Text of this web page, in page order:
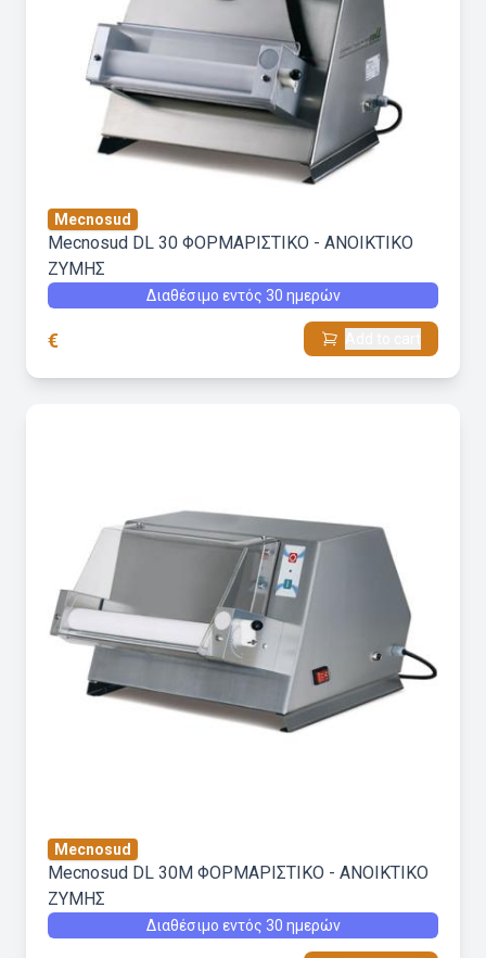
Mecnosud
Mecnosud DL 30 ΦΟΡΜΑΡΙΣΤΙΚΟ - ΑΝΟΙΚΤΙΚΟ
ΖΥΜΗΣ
Διαθέσιμο εντός 30 ημερών
€
Mecnosud
Mecnosud DL 30M ΦΟΡΜΑΡΙΣΤΙΚΟ - ΑΝΟΙΚΤΙΚΟ
ΖΥΜΗΣ
Διαθέσιμο εντός 30 ημερών